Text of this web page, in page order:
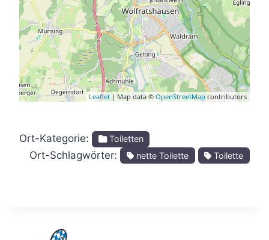
Leaflet | Map data © OpenStreetMap contributors
Ort-Kategorie: Toiletten
Ort-Schlagwörter: nette Toilette Toilette